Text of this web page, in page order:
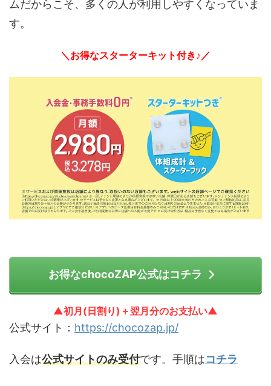
ムだからこそ、多くの人が利用しやすくなっていま
す。
＼お得なスターターキット付き♪／
お得なchocoZAP公式はコチラ
▲初月(日割り)＋翌月分のお支払い▲
公式サイト： https://chocozap.jp/
入会は公式サイトのみ受付です。手順はコチラ